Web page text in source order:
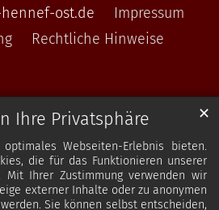
Ihre Privatsphäre
Webseiten-Erlebnis bieten.
die für das Funktionieren unserer
Mit Ihrer Zustimmung verwenden wir
externer Inhalte oder zu anonymen
Sie können selbst entscheiden,
✕
ost.de
Impressum
Rechtliche Hinweise